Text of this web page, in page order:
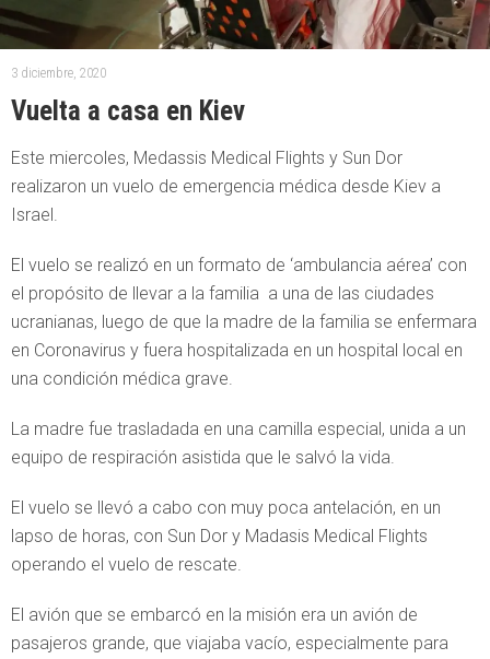
3 diciembre, 2020
Vuelta a casa en Kiev
Este miercoles, Medassis Medical Flights y Sun Dor
realizaron un vuelo de emergencia médica desde Kiev a
Israel.
El vuelo se realizó en un formato de ‘ambulancia aérea’ con
el propósito de llevar a la familia a una de las ciudades
ucranianas, luego de que la madre de la familia se enfermara
en Coronavirus y fuera hospitalizada en un hospital local en
una condición médica grave.
La madre fue trasladada en una camilla especial, unida a un
equipo de respiración asistida que le salvó la vida.
El vuelo se llevó a cabo con muy poca antelación, en un
lapso de horas, con Sun Dor y Madasis Medical Flights
operando el vuelo de rescate.
El avión que se embarcó en la misión era un avión de
pasajeros grande, que viajaba vacío, especialmente para